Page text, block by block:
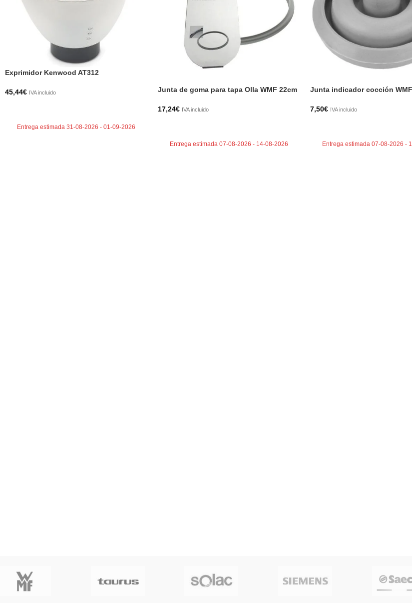
Exprimidor Kenwood AT312
45,44€ IVA incluido
Entrega estimada 31-08-2026 - 01-09-2026
Junta de goma para tapa Olla WMF 22cm
17,24€ IVA incluido
Entrega estimada 07-08-2026 - 14-08-2026
Junta indicador cocción
7,50€ IVA incluido
Entrega estimada 07-08-2026 -